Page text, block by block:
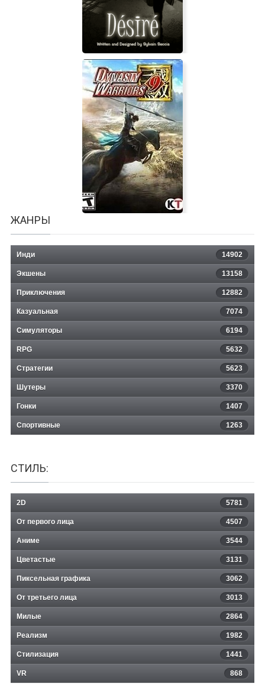
Desire
ЖАНРЫ
Инди 14902
Экшены 13158
Приключения 12882
Казуальная 7074
Симуляторы 6194
RPG 5632
Стратегии 5623
Шутеры 3370
Гонки 1407
Спортивные 1263
СТИЛЬ:
2D 5781
От первого лица 4507
Аниме 3544
Цветастые 3131
Пиксельная графика 3062
От третьего лица 3013
Милые 2864
Реализм 1982
Стилизация 1441
VR 868